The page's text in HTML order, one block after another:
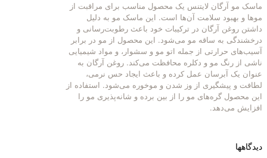
ماسک مو آرگان لایتنس یک محصول مناسب برای مراقبت از
موها و بهبود سلامت آن‌ها است. این ماسک مو به دلیل
داشتن روغن آرگان در ترکیبات خود باعث رطوبت‌رسانی و
درخشندگی به ساقه مو می‌شود. این محصول از مو در برابر
آسیب‌های حرارتی از جمله اتو مو و سشوار، و مواد شیمیایی
ناشی از رنگ مو و دکلره محافظت می‌کند. روغن آرگان به
عنوان یک آبرسان عمل کرده و باعث ایجاد حس نرمی،
لطافت و پیشگیری از وز شدن و موخوره می‌شود. استفاده از
این محصول گره‌های مو را از بین برده و شانه‌پذیری مو را
افزایش می‌دهد.
دیدگاهها